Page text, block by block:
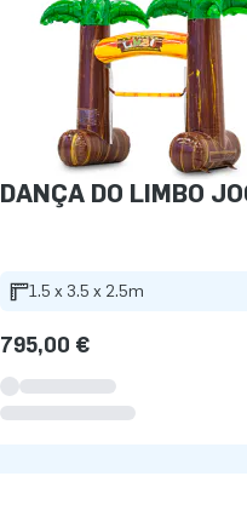
DANÇA DO LIMBO
1.5 x 3.5 x 2.5m
795,00 €